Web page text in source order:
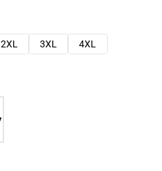
2XL 3XL
4XL